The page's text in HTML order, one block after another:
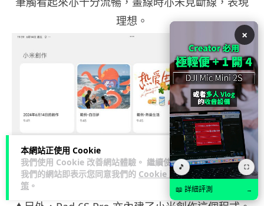
本網站正使用 Cookie
我們使用 Cookie 改善網站體驗。 繼續使用
我們的網站即表示您同意我們的 Cookie 政
策 。
理想。
×
🎵 ⛶
📖 詳細評測 →